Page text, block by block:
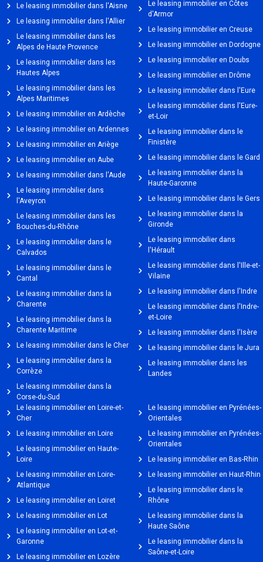
Le leasing immobilier dans l'Aisne
Le leasing immobilier dans l'Allier
Le leasing immobilier dans les
Alpes de Haute Provence
Le leasing immobilier dans les
Hautes Alpes
Le leasing immobilier dans les
Alpes Maritimes
Le leasing immobilier en Ardèche
Le leasing immobilier en Ardennes
Le leasing immobilier en Ariège
Le leasing immobilier en Aube
Le leasing immobilier dans l'Aude
Le leasing immobilier dans
l'Aveyron
Le leasing immobilier dans les
Bouches-du-Rhône
Le leasing immobilier dans le
Calvados
Le leasing immobilier dans le
Cantal
Le leasing immobilier dans la
Charente
Le leasing immobilier dans la
Charente Maritime
Le leasing immobilier dans le Cher
Le leasing immobilier dans la
Corrèze
Le leasing immobilier dans la
Corse-du-Sud
Le leasing immobilier en Côtes
d'Armor
Le leasing immobilier en Creuse
Le leasing immobilier en Dordogne
Le leasing immobilier en Doubs
Le leasing immobilier en Drôme
Le leasing immobilier dans l'Eure
Le leasing immobilier dans l'Eure-
et-Loir
Le leasing immobilier dans le
Finistère
Le leasing immobilier dans le Gard
Le leasing immobilier dans la
Haute-Garonne
Le leasing immobilier dans le Gers
Le leasing immobilier dans la
Gironde
Le leasing immobilier dans
l'Hérault
Le leasing immobilier dans l'Ille-et-
Vilaine
Le leasing immobilier dans l'Indre
Le leasing immobilier dans l'Indre-
et-Loire
Le leasing immobilier dans l'Isère
Le leasing immobilier dans le Jura
Le leasing immobilier dans les
Landes
Le leasing immobilier en Loire-et-
Cher
Le leasing immobilier en Loire
Le leasing immobilier en Haute-
Loire
Le leasing immobilier en Loire-
Atlantique
Le leasing immobilier en Loiret
Le leasing immobilier en Lot
Le leasing immobilier en Lot-et-
Garonne
Le leasing immobilier en Lozère
Le leasing immobilier en Pyrénées-
Orientales
Le leasing immobilier en Pyrénées-
Orientales
Le leasing immobilier en Bas-Rhin
Le leasing immobilier en Haut-Rhin
Le leasing immobilier dans le
Rhône
Le leasing immobilier dans la
Haute Saône
Le leasing immobilier dans la
Saône-et-Loire